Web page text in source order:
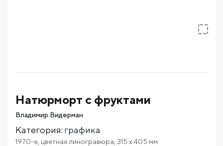
Натюрморт с фруктами
Владимир Видерман
Категория: графика
1970-е цветная линогравюра 315 x 405 мм